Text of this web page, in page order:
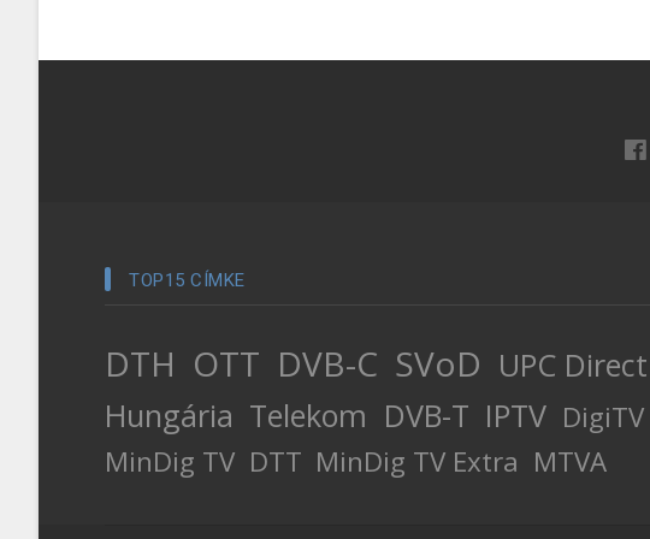
TOP15 CÍMKE
DTH OTT DVB-C SVoD UPC Direct
Hungária Telekom DVB-T IPTV DigiTV
MinDig TV DTT MinDig TV Extra MTVA